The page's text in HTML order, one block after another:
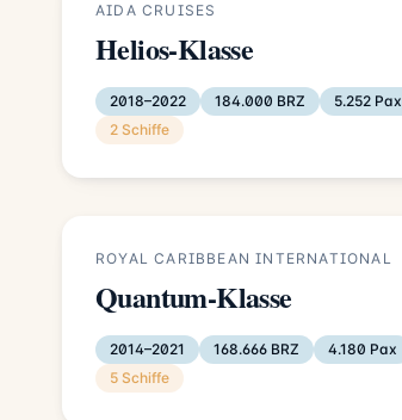
AIDA CRUISES
Helios-Klasse
2018–2022 184.000 BRZ
5.252 Pax
2 Schiffe
ROYAL CARIBBEAN INTERNATIONAL
Quantum-Klasse
2014–2021 168.666 BRZ
4.180 Pax
5 Schiffe